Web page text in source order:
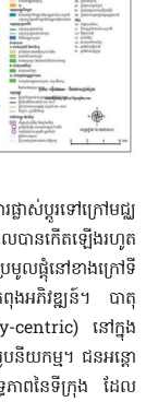
ាស់ប្តូរទៅក្រៅ​មជ្ឈ​
បានកើតឡើង​រហូត​
មូលផ្តុំនៅខាងក្រៅ​ទី
ពុងអភិវឌ្ឍន៍។ បាតុ
centric) នៅក្នុង
បនីយកម្ម។ ជនអន្តោ
ភាពនៃទីក្រុង ដែល